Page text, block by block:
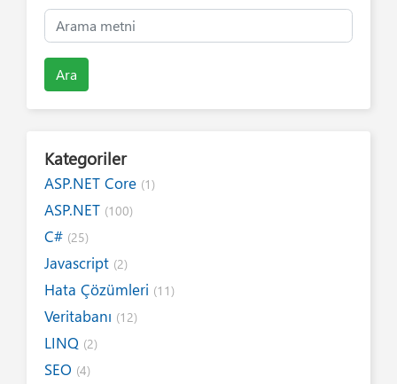
Ara
Kategoriler
ASP.NET Core (1)
ASP.NET (100)
C# (25)
Javascript (2)
Hata Çözümleri (11)
Veritabanı (12)
LINQ (2)
SEO (4)